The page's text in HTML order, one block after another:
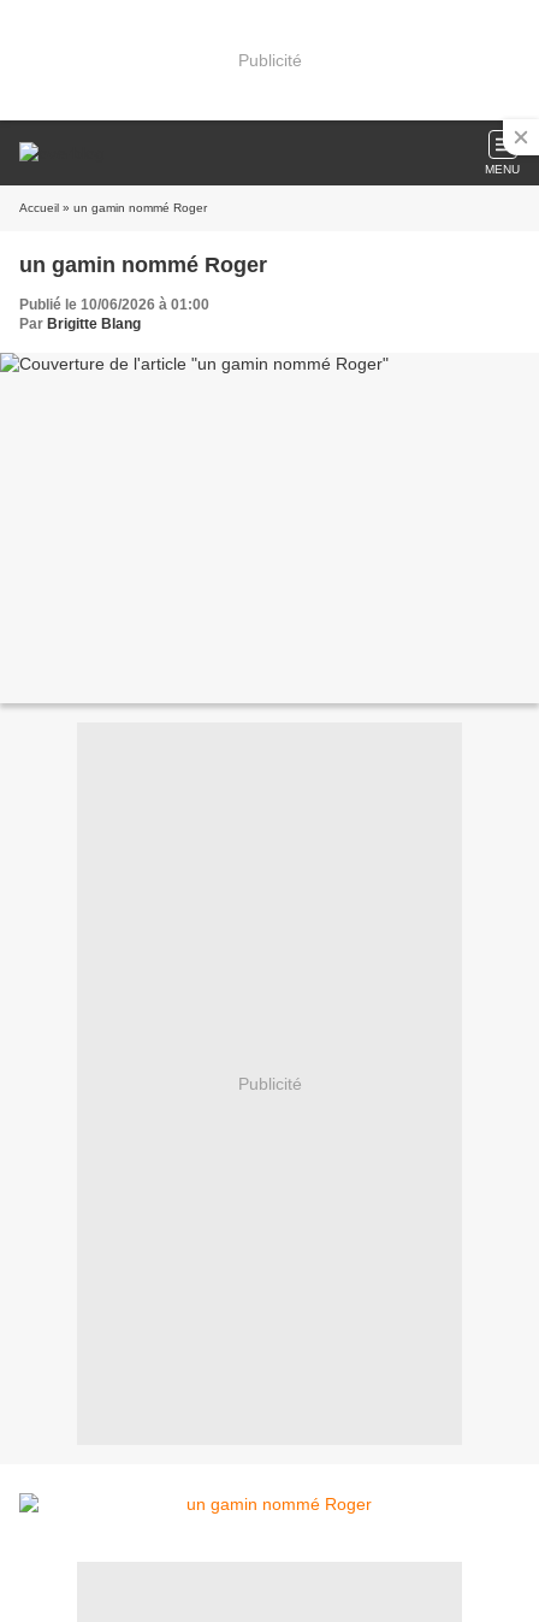
Publicité
MENU
Accueil » un gamin nommé Roger
un gamin nommé Roger
Publié le 10/06/2026 à 01:00
Par Brigitte Blang
Publicité